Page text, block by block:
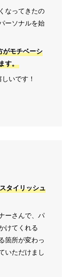
なってきたの
ーソナルを始
がモチベーシ
す。
いです！
タイリッシュ
ーさんで、パ
けてくれる
箇所が変わっ
いただけまし